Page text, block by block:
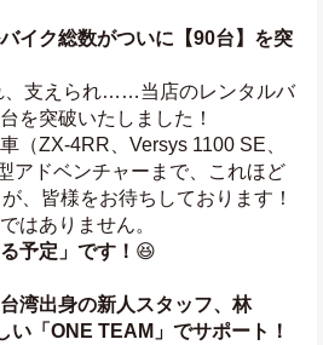
イク総数がついに【90台】を突
、支えられ……当店のレンタルバ
を突破いたしました！
（ZX-4RR、Versys 1100 SE、
アドベンチャーまで、これほど
、皆様をお待ちしております！
はありません。
予定」です！ 😆
湾出身の新人スタッフ、林
い「ONE TEAM」でサポート！